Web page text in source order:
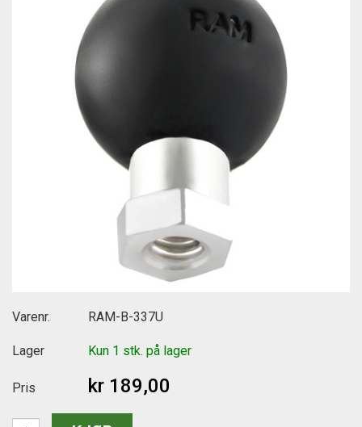
Varenr. RAM-B-337U
Lager Kun 1 stk. på lager
Pris kr 189,00